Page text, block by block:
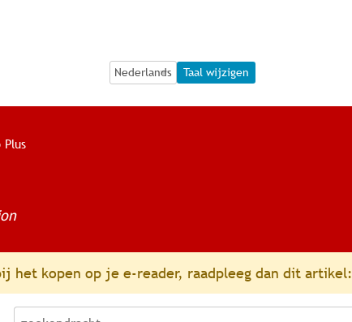
Language Selection
Language Selection
Taal wijzigen
Plus
het kopen op je e-reader, raadpleeg dan dit artikel: